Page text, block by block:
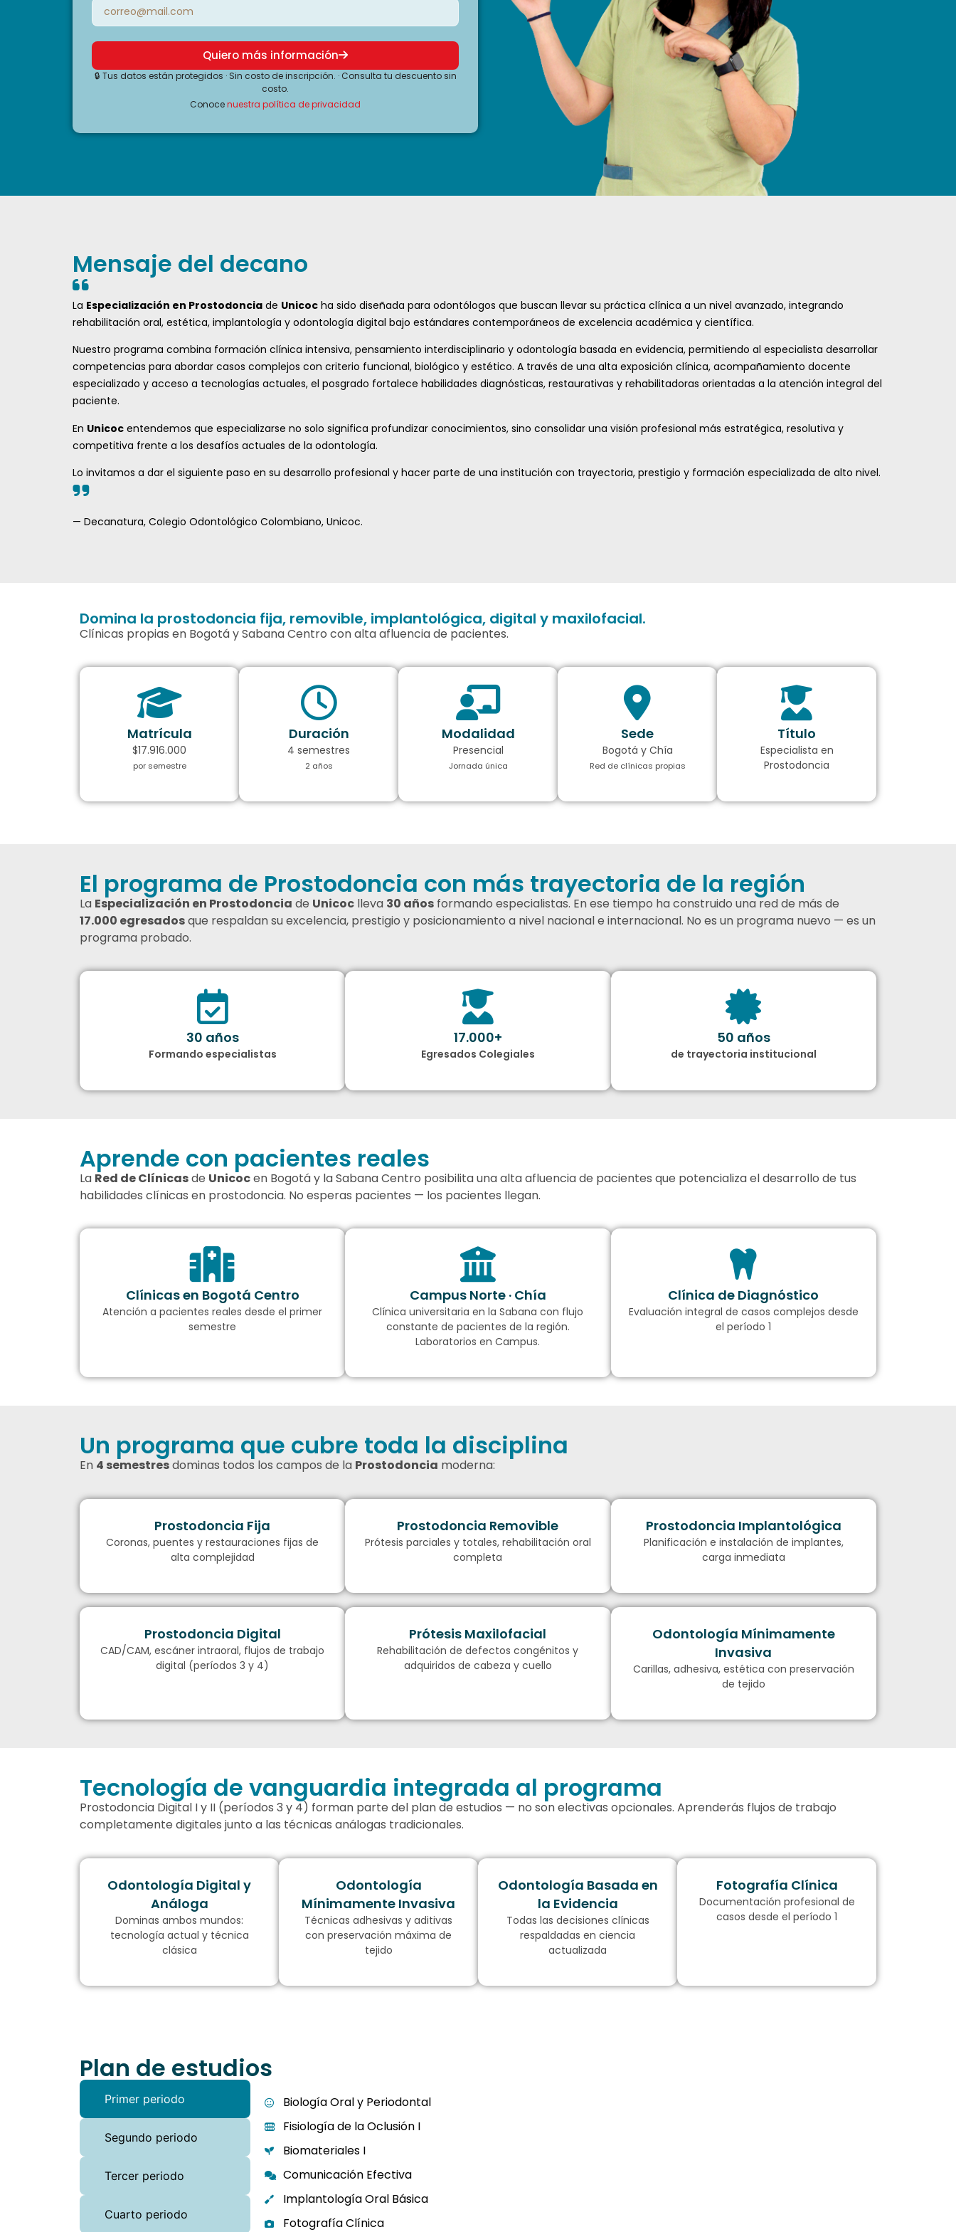
Quiero más información
🔒 Tus datos están protegidos · Sin costo de inscripción. · Consulta tu descuento sin
costo.
Conocenuestra política de privacidad
Mensaje del decano
La Especialización en Prostodoncia de Unicoc ha sido diseñada para odontólogos que buscan llevar su práctica clínica a un nivel avanzado, integrando
rehabilitación oral, estética, implantología y odontología digital bajo estándares contemporáneos de excelencia académica y científica.
Nuestro programa combina formación clínica intensiva, pensamiento interdisciplinario y odontología basada en evidencia, permitiendo al especialista desarrollar
competencias para abordar casos complejos con criterio funcional, biológico y estético. A través de una alta exposición clínica, acompañamiento docente
especializado y acceso a tecnologías actuales, el posgrado fortalece habilidades diagnósticas, restaurativas y rehabilitadoras orientadas a la atención integral del
paciente.
En Unicoc entendemos que especializarse no solo significa profundizar conocimientos, sino consolidar una visión profesional más estratégica, resolutiva y
competitiva frente a los desafíos actuales de la odontología.
Lo invitamos a dar el siguiente paso en su desarrollo profesional y hacer parte de una institución con trayectoria, prestigio y formación especializada de alto nivel.
— Decanatura, Colegio Odontológico Colombiano, Unicoc.
Domina la prostodoncia fija, removible, implantológica, digital y maxilofacial.
Clínicas propias en Bogotá y Sabana Centro con alta afluencia de pacientes.
Matrícula
$17.916.000
por semestre
Duración
4 semestres
2 años
Modalidad
Presencial
Jornada única
Sede
Bogotá y Chía
Red de clínicas propias
Título
Especialista en
Prostodoncia
El programa de Prostodoncia con más trayectoria de la región
La Especialización en Prostodoncia de Unicoc lleva 30 años formando especialistas. En ese tiempo ha construido una red de más de
17.000 egresadosque respaldan su excelencia, prestigio y posicionamiento a nivel nacional e internacional. No es un programa nuevo — es un
programa probado.
30 años
Formando especialistas
17.000+
Egresados Colegiales
50 años
de trayectoria institucional
Aprende con pacientes reales
La Red de Clínicasde Unicocen Bogotá y la Sabana Centro posibilita una alta afluencia de pacientes que potencializa el desarrollo de tus
habilidades clínicas en prostodoncia. No esperas pacientes — los pacientes llegan.
Clínicas en Bogotá Centro
Atención a pacientes reales desde el primer
semestre
Campus Norte · Chía
Clínica universitaria en la Sabana con flujo
constante de pacientes de la región.
Laboratorios en Campus.
Clínica de Diagnóstico
Evaluación integral de casos complejos desde
el período 1
Un programa que cubre toda la disciplina
En 4 semestresdominas todos los campos de la Prostodoncia moderna:
Prostodoncia Fija
Coronas, puentes y restauraciones fijas de
alta complejidad
Prostodoncia Removible
Prótesis parciales y totales, rehabilitación oral
completa
Prostodoncia Implantológica
Planificación e instalación de implantes,
carga inmediata
Prostodoncia Digital
CAD/CAM, escáner intraoral, flujos de trabajo
digital (períodos 3 y 4)
Prótesis Maxilofacial
Rehabilitación de defectos congénitos y
adquiridos de cabeza y cuello
Odontología Mínimamente
Invasiva
Carillas, adhesiva, estética con preservación
de tejido
Tecnología de vanguardia integrada al programa
Prostodoncia Digital I y II (períodos 3 y 4) forman parte del plan de estudios — no son electivas opcionales. Aprenderás flujos de trabajo
completamente digitales junto a las técnicas análogas tradicionales.
Odontología Digital y
Análoga
Dominas ambos mundos:
tecnología actual y técnica
clásica
Odontología
Mínimamente Invasiva
Técnicas adhesivas y aditivas
con preservación máxima de
tejido
Odontología Basada en
la Evidencia
Todas las decisiones clínicas
respaldadas en ciencia
actualizada
Fotografía Clínica
Documentación profesional de
casos desde el período 1
Plan de estudios
Primer periodo
Segundo periodo
Tercer periodo
Cuarto periodo
Biología Oral y Periodontal
Fisiología de la Oclusión I
Biomateriales I
Comunicación Efectiva
Implantología Oral Básica
Fotografía Clínica